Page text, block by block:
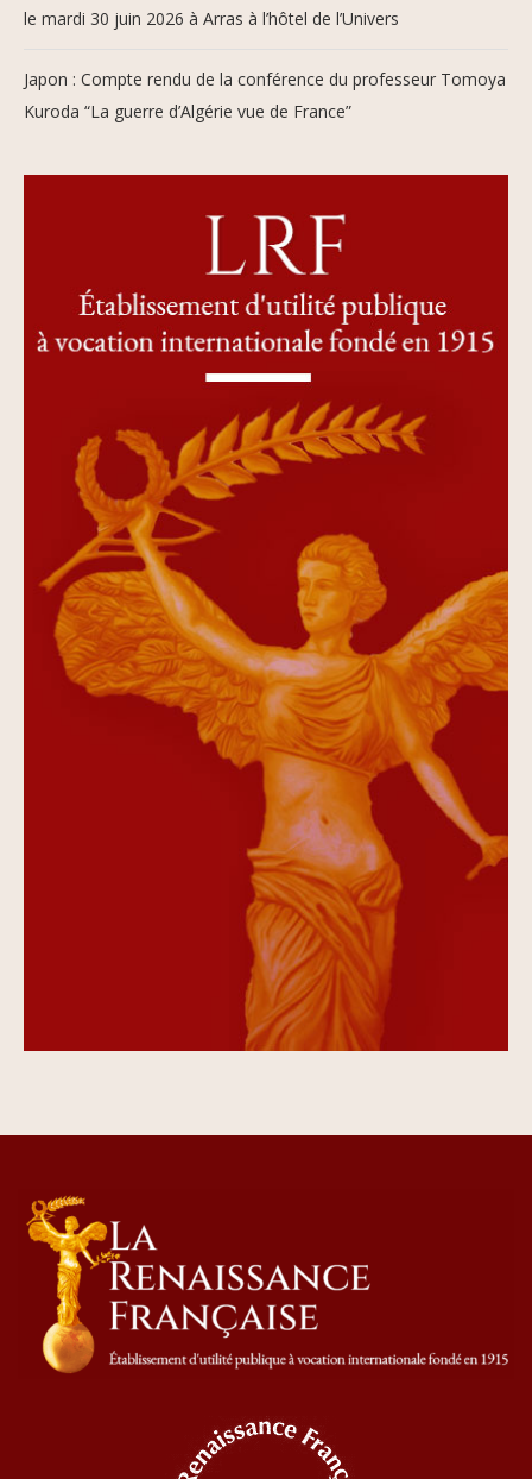
le mardi 30 juin 2026 à Arras à l’hôtel de l’Univers
Japon : Compte rendu de la conférence du professeur Tomoya
Kuroda “La guerre d’Algérie vue de France”